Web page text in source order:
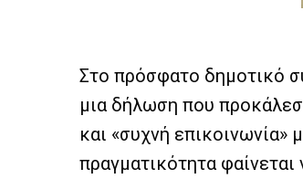
Στο πρόσφατο δημοτικό
μια δήλωση που
και «συχνή
πραγματικότητα